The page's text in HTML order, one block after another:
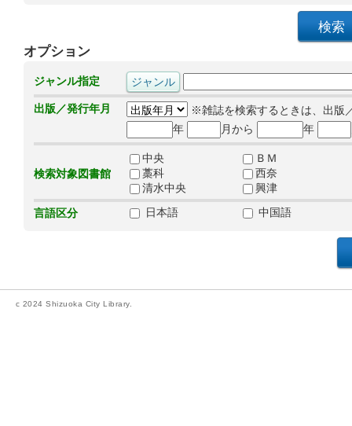
オプション
ジャンル指定
出版／発行年月
※雑誌を検索するときは、出版
年
月から 年
検索対象図書館
中央
ＢＭ
藁科
西奈
清水中央
興津
言語区分
日本語 中国語
c 2024 Shizuoka City Library.